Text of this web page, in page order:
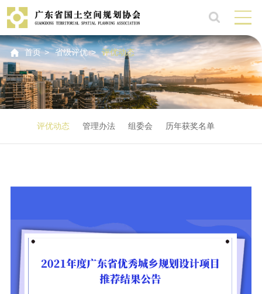
首页 > 省级评优 > 评优动态
评优动态 管理办法 组委会 历年获奖名单